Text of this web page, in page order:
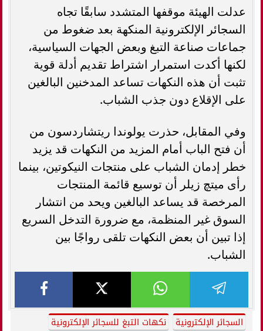
عدلت الهيئة موقفها المتشدد سابقًا تجاه
السجائر الإلكترونية المنكهة بعد ضغوط من
جماعات صناعة التبغ وبعض الجهات السياسية،
لكنها أكدت استمرار اشتراط تقديم أدلة قوية
تثبت أن هذه النكهات تساعد المدخنين البالغين
على الإقلاع دون جذب الشباب.
وفي المقابل، حذرت يولوندا ريتشاردسون من
أن فتح الباب أمام المزيد من النكهات قد يزيد
خطر إدمان الشباب على منتجات النيكوتين، بينما
رأى ميتچ زيلر أن توسيع قائمة المنتجات
المرخصة قد يساعد البالغين ويحد من انتشار
السوق غير المنظمة، مع ضرورة التدخل السريع
إذا تبين أن بعض النكهات تلقى رواجًا بين
الشباب.
السجائر الإلكترونية
نكهات التبغ للسجائر الإلكترونية